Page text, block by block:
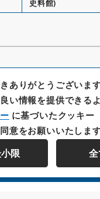
史料館)
資料群階層を表示す
ありがとうございます
い情報を提供できる
に基づいたクッキー
意をお願いいたします
限